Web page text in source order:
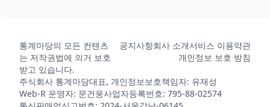
통계마당의 모든 컨텐츠
는 저작권법에 의거 보호
받고 있습니다.
공지사항회사 소개서비스 이용약관
개인정보 보호 방침
주식회사 통계마당대표, 개인정보보호책임자: 유재성
Web-R 운영자: 문건웅사업자등록번호: 795-88-02574